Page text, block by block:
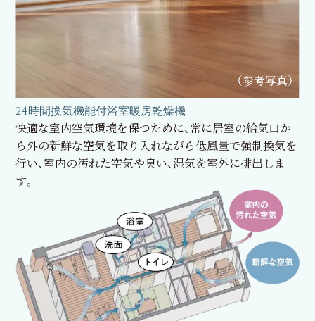
（参考写真）
24時間換気機能付浴室暖房乾燥機
快適な室内空気環境を保つために、常に居室の給気口か
ら外の新鮮な空気を取り入れながら低風量で強制換気を
行い、室内の汚れた空気や臭い、湿気を室外に排出しま
す。